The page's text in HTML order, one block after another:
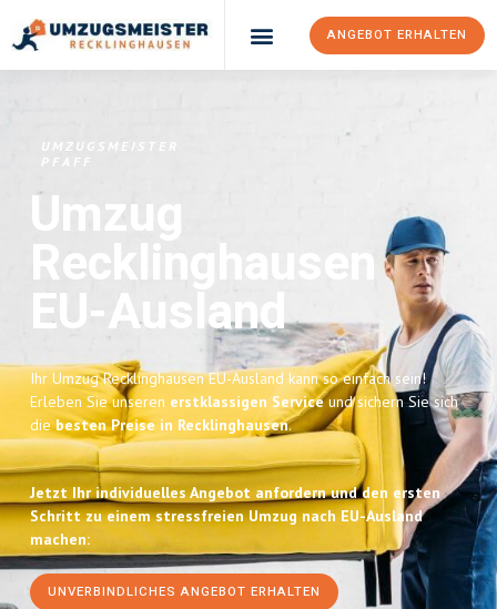
ANGEBOT ERHALTEN
UMZUGSMEISTER
PFAFF
Umzug
Recklinghausen
EU-Ausland
Ihr Umzug Recklinghausen EU-Ausland kann so einfach sein!
Erleben Sie unseren erstklassigen Serviceund sichern Sie sich
diebesten Preise in Recklinghausen.
Jetzt Ihr individuelles Angebot anfordern und den ersten
Schritt zu einem stressfreien Umzug nach EU-Ausland
machen:
UNVERBINDLICHES ANGEBOT ERHALTEN